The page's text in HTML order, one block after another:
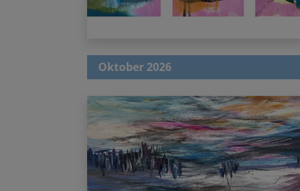
Oktober 2026